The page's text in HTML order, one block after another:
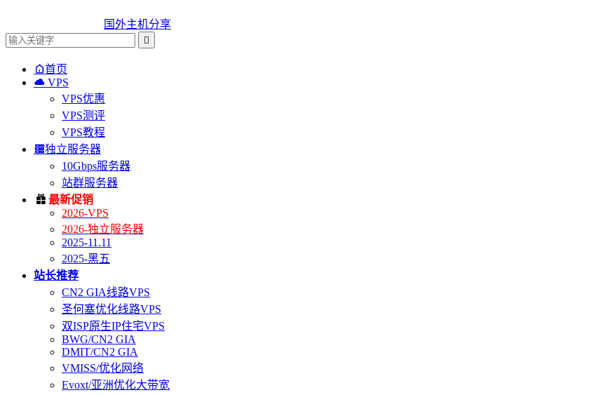
国外主机分享

首页
 VPS
VPS优惠
VPS测评
VPS教程
独立服务器
10Gbps服务器
站群服务器
 最新促销
2026-VPS
2026-独立服务器
2025-11.11
2025-黑五
站长推荐
CN2 GIA线路VPS
圣何塞优化线路VPS
双ISP原生IP住宅VPS
BWG/CN2 GIA
DMIT/CN2 GIA
VMISS/优化网络
Evoxt/亚洲优化大带宽